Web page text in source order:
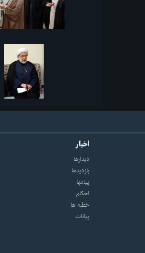
اخبار
دیدارها
بازديدها
پيامها
احكام
خطبه ها
بیانات